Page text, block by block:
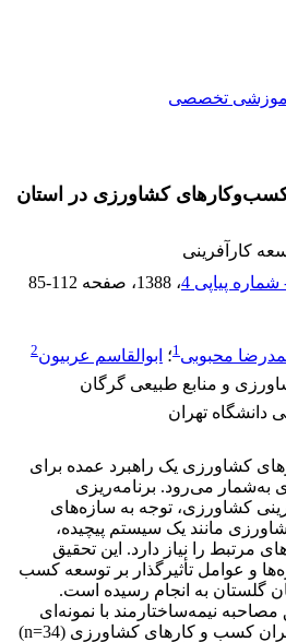
آموزشی تخصصی
کسب‌‌وکارهای کشاورزی در استان
کارآفرینی
، 1388 ، صفحه 85-112
محبوبی1؛ ابوالقاسم عربیون2
و منابع طبیعی گرگان
دانشگاه تهران
کشاورزی یک راهبرد عمده برای
به‌شمار می‌رود. برنامه‌ریزی
کشاورزی، توجه به سازه‌های
مانند یک سیستم پیچیده،
مرتبط را نیاز دارد. این تحقیق
و عوامل تأثیرگذار بر توسعه کسب‌
گلستان به انجام رسیده است.
نیمه‌ساختارمند با نمونه‌ای
برگزیده از کارآفرینان و مدیران کسب‌ و کارهای کشاورزی (34=n)